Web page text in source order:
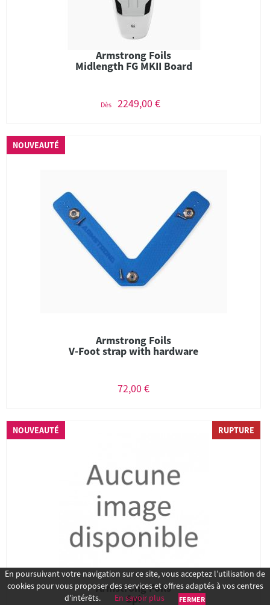
Armstrong Foils
Midlength FG MKII Board
Dès 2249,00 €
NOUVEAUTÉ
Armstrong Foils
V-Foot strap with hardware
72,00 €
NOUVEAUTÉ RUPTURE
Armstrong Foils
Spi
En poursuivant votre navigation sur ce site, vous acceptez l’utilisation de
cookies pour vous proposer des services et offres adaptés à vos centres
d’intérêts.
En savoir plus FERMER